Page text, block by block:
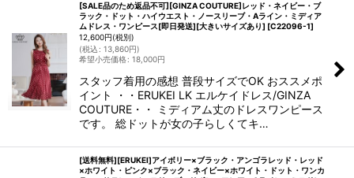
[SALE品のため返品不可][GINZA COUTURE]レッド・ネイビー・ブ
ラック・ドット・ハイウエスト・ノースリーブ・Aライン・ミディア
ムドレス・ワンピース[即日発送][大きいサイズあり] [C22096-1]
12,600円(税別)
(税込 : 13,860円)
希望小売価格: 18,000円
スタッフ着用の感想 普段サイズでOK おススメポ
イント ・・ERUKEI LK エルケイドレス/GINZA
COUTURE・・ ミディアム丈のドレスワンピース
です。 総ドットが女の子らしくてキ…
[送料無料][ERUKEI]アイボリー×ブラック・アンゴラレッド・レッド
×ホワイト・ピンク×ブラック・ネイビー×ホワイト・ドット・ワンカ